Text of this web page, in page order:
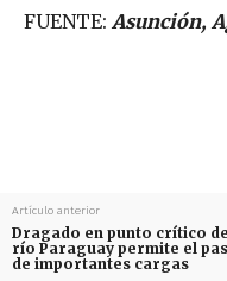
FUENTE: Asunción,
Artículo anterior
Dragado en punto crítico
río Paraguay permite el
de importantes cargas